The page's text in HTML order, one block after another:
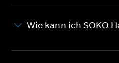
Wie kann ich SOKO